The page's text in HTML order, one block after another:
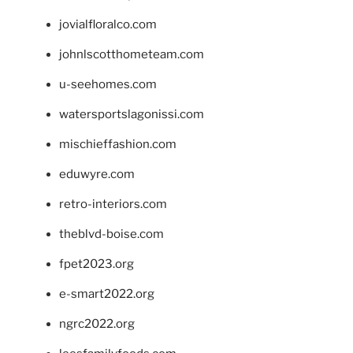
jovialfloralco.com
johnlscotthometeam.com
u-seehomes.com
watersportslagonissi.com
mischieffashion.com
eduwyre.com
retro-interiors.com
theblvd-boise.com
fpet2023.org
e-smart2022.org
ngrc2022.org